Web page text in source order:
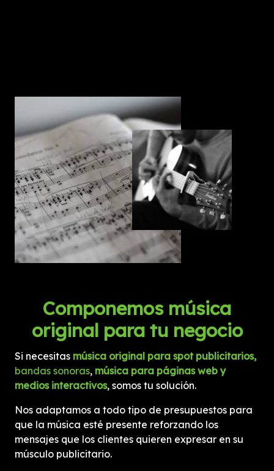
Componemos música
original para tu negocio
Si necesitas música original para spot publicitarios,
bandas sonoras, música para páginas web y
medios interactivos, somos tu solución.
Nos adaptamos a todo tipo de presupuestos para
que la música esté presente reforzando los
mensajes que los clientes quieren expresar en su
músculo publicitario.